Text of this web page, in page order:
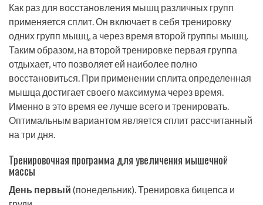
Как раз для восстановления мышц различных групп
применяется сплит. Он включает в себя тренировку
одних групп мышц, а через время второй группы мышц.
Таким образом, на второй тренировке первая группа
отдыхает, что позволяет ей наиболее полно
восстановиться. При применении сплита определенная
мышца достигает своего максимума через время.
Именно в это время ее лучше всего и тренировать.
Оптимальным вариантом является сплит рассчитанный
на три дня.
Тренировочная программа для увеличения мышечной
массы
День первый (понедельник). Тренировка бицепса и